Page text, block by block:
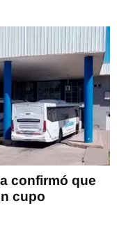
confirmó que
cupo